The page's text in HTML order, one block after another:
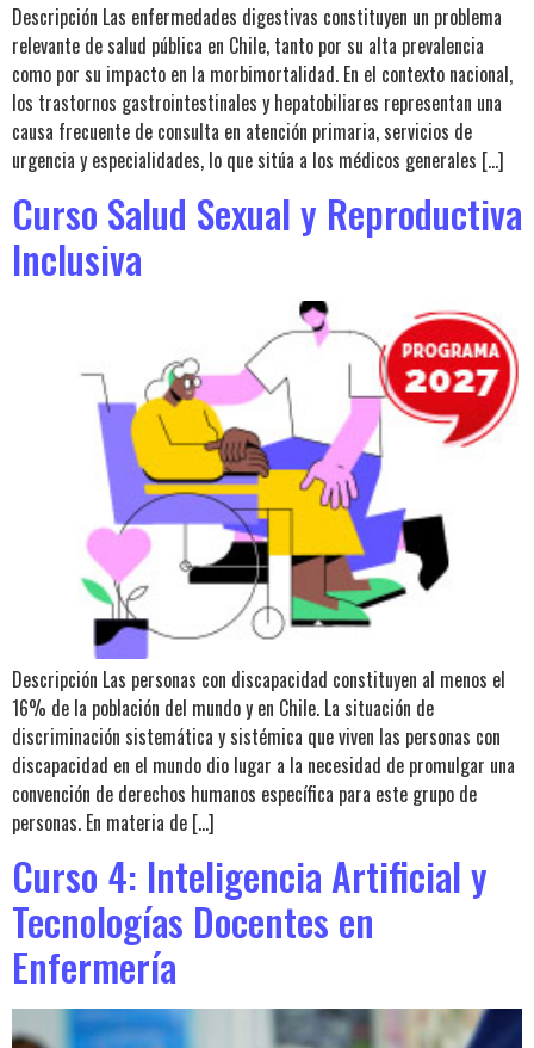
Descripción Las enfermedades digestivas constituyen un problema
relevante de salud pública en Chile, tanto por su alta prevalencia
como por su impacto en la morbimortalidad. En el contexto nacional,
los trastornos gastrointestinales y hepatobiliares representan una
causa frecuente de consulta en atención primaria, servicios de
urgencia y especialidades, lo que sitúa a los médicos generales […]
Curso Salud Sexual y Reproductiva
Inclusiva
Descripción Las personas con discapacidad constituyen al menos el
16% de la población del mundo y en Chile. La situación de
discriminación sistemática y sistémica que viven las personas con
discapacidad en el mundo dio lugar a la necesidad de promulgar una
convención de derechos humanos específica para este grupo de
personas. En materia de […]
Curso 4: Inteligencia Artificial y
Tecnologías Docentes en
Enfermería